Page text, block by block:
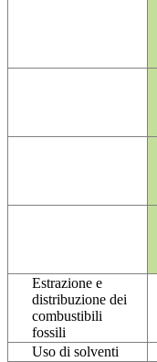
Estrazione e
distribuzione dei
combustibili
fossili
Uso di solventi